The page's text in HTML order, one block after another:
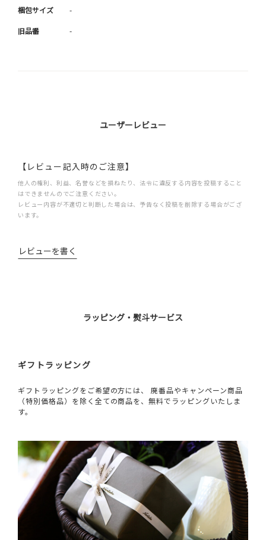
梱包サイズ -
旧品番 -
ユーザーレビュー
【レビュー記入時のご注意】
他人の権利、利益、名誉などを損ねたり、法令に違反する内容を投稿すること
はできませんのでご注意ください。
レビュー内容が不適切と判断した場合は、予告なく投稿を削除する場合がござ
います。
レビューを書く
ラッピング・熨斗サービス
ギフトラッピング
ギフトラッピングをご希望の方には、 廃番品やキャンペーン商品
（特別価格品）を除く全ての商品を、無料でラッピングいたしま
す。